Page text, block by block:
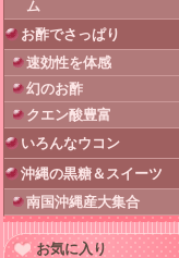
ム
お酢でさっぱり
速効性を体感
幻のお酢
クエン酸豊富
いろんなウコン
沖縄の黒糖＆スイーツ
南国沖縄産大集合
お気に入り